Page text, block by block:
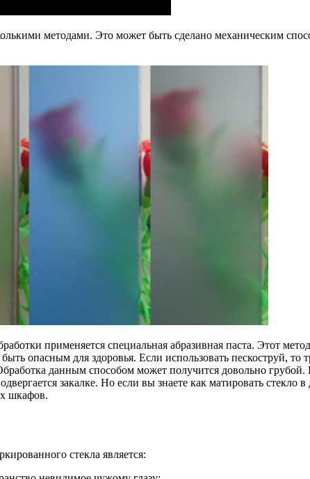
методами. Это может быть сделано механическим
применяется специальная абразивная паста. Этот
опасным для здоровья. Если использовать пескоструй, то
данным способом может получится довольно грубой.
закалке. Но если вы знаете как матировать стекло
шкафов.
стекла является: